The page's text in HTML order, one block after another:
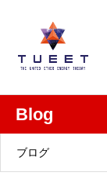
Blog
ブログ